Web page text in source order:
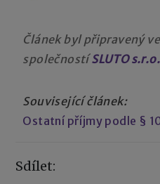
Článek byl připravený
společností SLUTO s.r.o.
Související článek:
Ostatní příjmy podle §
Sdílet: